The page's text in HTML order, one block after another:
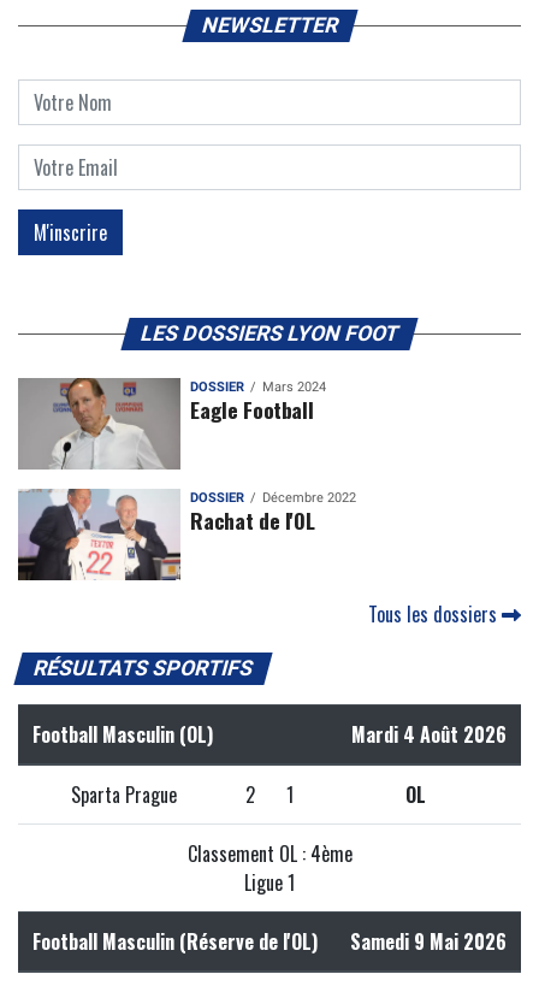
NEWSLETTER
LES DOSSIERS LYON FOOT
DOSSIER Mars 2024
Eagle Football
DOSSIER Décembre 2022
Rachat de l'OL
Tous les dossiers
RÉSULTATS SPORTIFS
Football Masculin (OL) Mardi 4 Août 2026
Sparta Prague 2 1 OL
Classement OL : 4ème
Ligue 1
Football Masculin (Réserve de l'OL) Samedi 9 Mai 2026